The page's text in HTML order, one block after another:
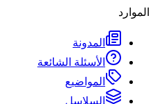
الموارد
المدونة
الأسئلة الشائعة
المواضيع
السلاسل